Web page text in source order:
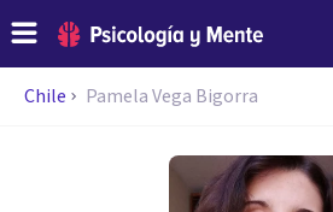
Chile Pamela Vega Bigorra